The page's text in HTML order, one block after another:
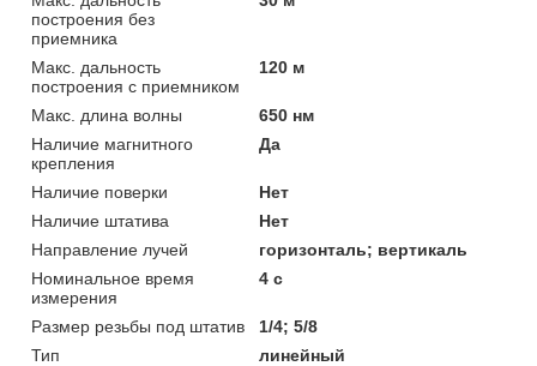
построения без
приемника
Макс. дальность
построения с приемником
120 м
Макс. длина волны
650 нм
Наличие магнитного
крепления
Да
Наличие поверки
Нет
Наличие штатива
Нет
Направление лучей
горизонталь; вертикаль
Номинальное время
измерения
4 с
Размер резьбы под штатив
1/4; 5/8
Тип
линейный